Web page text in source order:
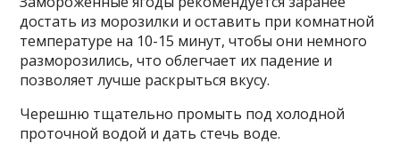
достать из морозилки и оставить при комнатной
температуре на 10-15 минут, чтобы они немного
разморозились, что облегчает их падение и
позволяет лучше раскрыться вкусу.
Черешню тщательно промыть под холодной
проточной водой и дать стечь воде.